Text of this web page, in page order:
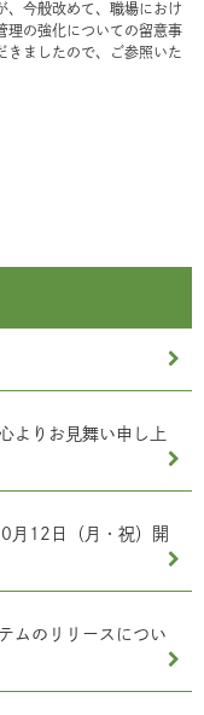
、今般改めて、職場におけ
理の強化についての留意事
きましたので、ご参照いた
よりお見舞い申し上
12日（月・祝）開
ムのリリースについ